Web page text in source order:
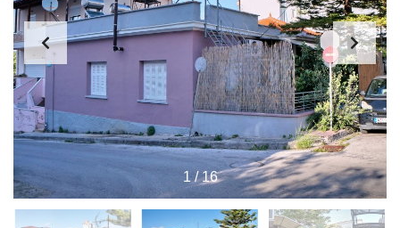
1 /16